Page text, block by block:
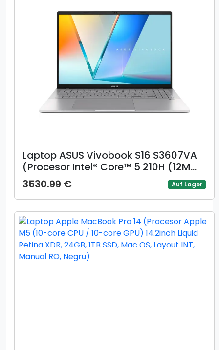
Laptop ASUS Vivobook S16 S3607VA
(Procesor Intel® Core™ 5 210H (12M
Cache, up to 4.80 GHz) 16inch
WUXGA 144Hz, 16GB, 1TB SSD, Intel
UHD Graphics, Argintiu)
3530.99 € Auf Lager